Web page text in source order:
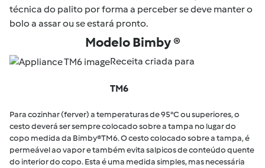
técnica do palito por forma a perceber se deve manter o
bolo a assar ou se estará pronto.
Modelo Bimby ®
Receita criada para
TM6
Para cozinhar (ferver) a temperaturas de 95°C ou superiores, o
cesto deverá ser sempre colocado sobre a tampa no lugar do
copo medida da Bimby®TM6. O cesto colocado sobre a tampa, é
permeável ao vapor e também evita salpicos de conteúdo quente
do interior do copo. Esta é uma medida simples, mas necessária